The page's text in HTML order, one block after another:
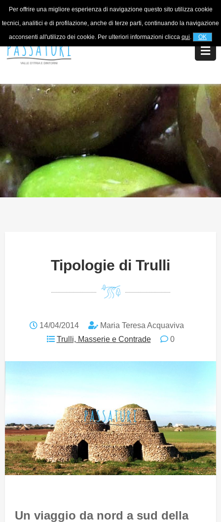
Per offrire una migliore esperienza di navigazione questo sito utilizza cookie
tecnici, analitici e di profilazione, anche di terze parti, continuando la navigazione
acconsenti all'utilizzo dei cookie. Per ulteriori informazioni clicca qui. OK
Per informazioni+39 320 5753268
Tipologie di Trulli
14/04/2014
Maria Teresa Acquaviva
Trulli, Masserie e Contrade
0
Un viaggio da nord a sud della